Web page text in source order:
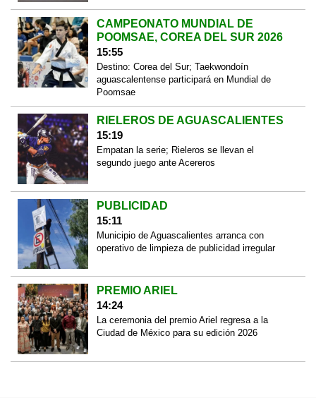
CAMPEONATO MUNDIAL DE
POOMSAE, COREA DEL SUR 2026
15:55
Destino: Corea del Sur; Taekwondoín
aguascalentense participará en Mundial de
Poomsae
RIELEROS DE AGUASCALIENTES
15:19
Empatan la serie; Rieleros se llevan el
segundo juego ante Acereros
PUBLICIDAD
15:11
Municipio de Aguascalientes arranca con
operativo de limpieza de publicidad irregular
PREMIO ARIEL
14:24
La ceremonia del premio Ariel regresa a la
Ciudad de México para su edición 2026